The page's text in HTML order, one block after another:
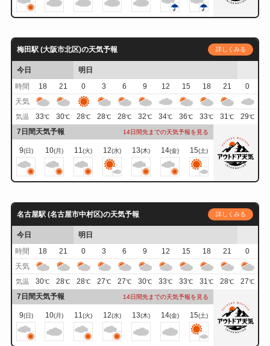
梅田駅 (大阪市北区)の天気予報 詳しくみる
今日
明日
時間
18 21 0 3 6 9 12 15 18 21
0
天気
気温 33℃ 30℃ 28℃ 28℃ 28℃ 32℃ 34℃ 36℃ 33℃ 31℃ 29℃
7日間天気予報 14日間先までの天気予報を見る
9(日) 10(月) 11(火) 12(水) 13(木) 14(金) 15(土)
名古屋駅 (名古屋市中村区)の天気予報 詳しくみる
今日
明日
時間
18 21 0 3 6 9 12 15 18 21
0
天気
気温 30℃ 28℃ 28℃ 27℃ 27℃ 30℃ 33℃ 33℃ 31℃ 28℃ 27℃
7日間天気予報 14日間先までの天気予報を見る
9(日) 10(月) 11 (火) 12(水) 13(木) 14(金) 15(土)